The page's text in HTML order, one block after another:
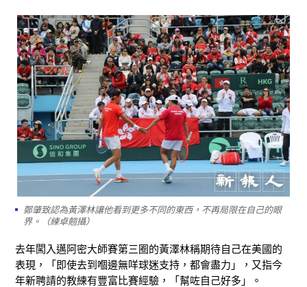
鄭肇致認為黃澤林讓他看到更多不同的東西，不再局限在自己的眼
界。（練卓翹攝）
去年闖入邁阿密大師賽第三圈的黃澤林稱期待自己在美國的
表現，「即使去到嗰邊無咩球迷支持，都會盡力」，又指今
年新聘請的教練有豐富比賽經驗，「幫咗自己好多」。